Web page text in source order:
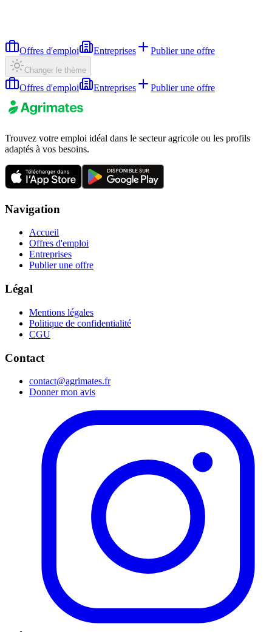
Offres d'emploi Entreprises Publier une offre
Changer le thème
Offres d'emploi Entreprises Publier une offre
Trouvez votre emploi idéal dans le secteur agricole ou les profils
adaptés à vos besoins.
Navigation
Accueil
Offres d'emploi
Entreprises
Publier une offre
Légal
Mentions légales
Politique de confidentialité
CGU
Contact
contact@agrimates.fr
Donner mon avis